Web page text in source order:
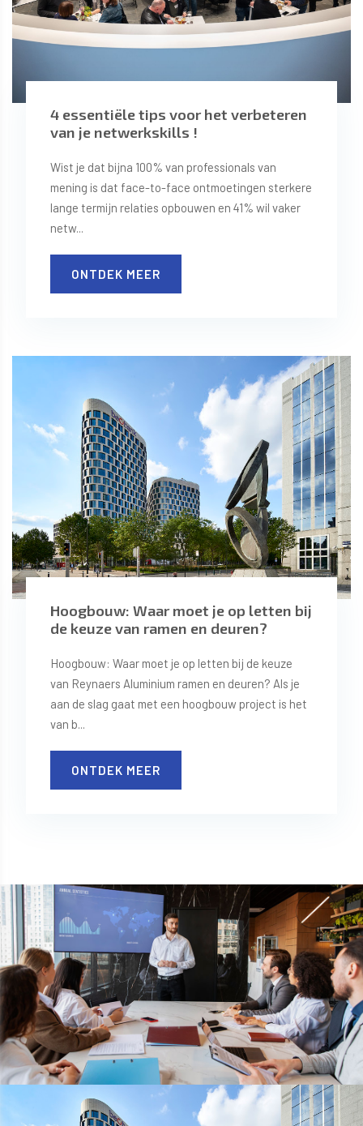
4 essentiële tips voor het verbeteren
van je netwerkskills !
Wist je dat bijna 100% van professionals van
mening is dat face-to-face ontmoetingen sterkere
lange termijn relaties opbouwen en 41% wil vaker
netw...
ONTDEK MEER
Hoogbouw: Waar moet je op letten bij
de keuze van ramen en deuren?
Hoogbouw: Waar moet je op letten bij de keuze
van Reynaers Aluminium ramen en deuren? Als je
aan de slag gaat met een hoogbouw project is het
van b...
ONTDEK MEER